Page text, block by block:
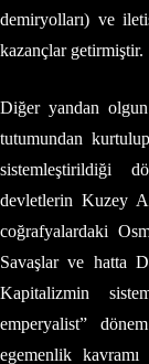
demiryolları) ve
kazançlar getirmiştir.
Diğer yandan
tutumundan
sistemleştirildiği
devletlerin Kuzey
coğrafyalardaki
Savaşlar ve hatta
Kapitalizmin
emperyalist”
egemenlik